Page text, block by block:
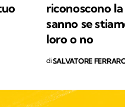
riconoscono
sanno se
loro o no
diSALVATORE